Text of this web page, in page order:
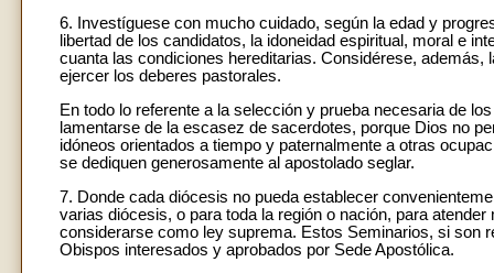
6. Investíguese con mucho cuidado, según la edad y
libertad de los candidatos, la idoneidad espiritual, moral e
cuanta las condiciones hereditarias. Considérese,
ejercer los deberes pastorales.
En todo lo referente a la selección y prueba necesaria de
lamentarse de la escasez de sacerdotes, porque Dios no
idóneos orientados a tiempo y paternalmente a otras
se dediquen generosamente al apostolado seglar.
7. Donde cada diócesis no pueda establecer
varias diócesis, o para toda la región o nación, para
considerarse como ley suprema. Estos Seminarios, si son
Obispos interesados y aprobados por Sede Apostólica.